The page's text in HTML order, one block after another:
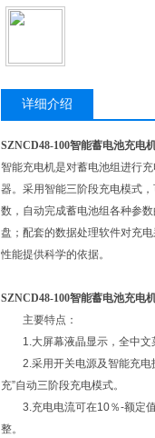
详细介绍
SZNCD48-100智能蓄电池充电
智能充电机是对蓄电池组进行
器。采用智能三阶段充电模式
数，自动完成蓄电池组各种参
盘；配套的数据处理软件对充
性能提供科学的依据。
​SZNCD48-100智能蓄电池充电
主要特点：
1.大屏幕液晶显示，全中文
2.采用开关电源及智能充电
充”自动三阶段充电模式。
3.充电电流可在10％-额定值
整。